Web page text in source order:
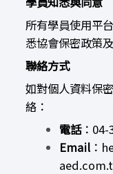
所有學員使用平
悉協會保密政策
聯絡方式
如對個人資料保
絡：
電話：04-
Email ：